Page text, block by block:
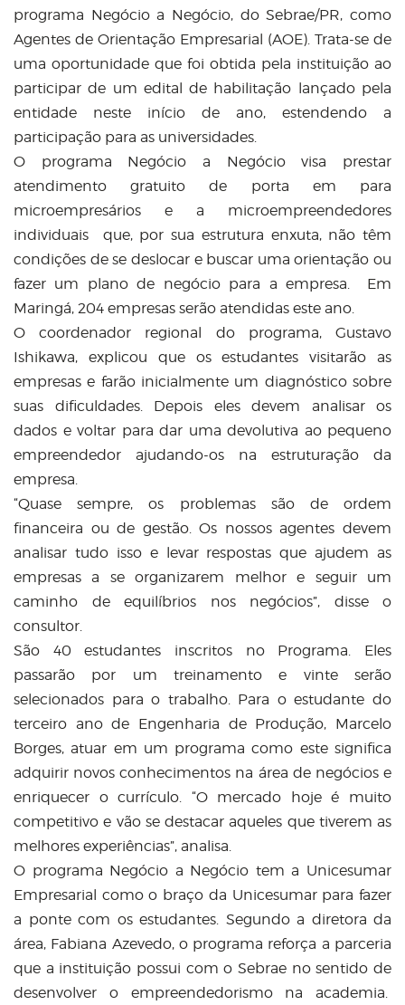
programa Negócio a Negócio, do Sebrae/PR, como
Agentes de Orientação Empresarial (AOE). Trata-se de
uma oportunidade que foi obtida pela instituição ao
participar de um edital de habilitação lançado pela
entidade neste início de ano, estendendo a
participação para as universidades.
O programa Negócio a Negócio visa prestar
atendimento gratuito de porta em para
microempresários e a microempreendedores
individuais que, por sua estrutura enxuta, não têm
condições de se deslocar e buscar uma orientação ou
fazer um plano de negócio para a empresa. Em
Maringá, 204 empresas serão atendidas este ano.
O coordenador regional do programa, Gustavo
Ishikawa, explicou que os estudantes visitarão as
empresas e farão inicialmente um diagnóstico sobre
suas dificuldades. Depois eles devem analisar os
dados e voltar para dar uma devolutiva ao pequeno
empreendedor ajudando-os na estruturação da
empresa.
“Quase sempre, os problemas são de ordem
financeira ou de gestão. Os nossos agentes devem
analisar tudo isso e levar respostas que ajudem as
empresas a se organizarem melhor e seguir um
caminho de equilíbrios nos negócios”, disse o
consultor.
São 40 estudantes inscritos no Programa. Eles
passarão por um treinamento e vinte serão
selecionados para o trabalho. Para o estudante do
terceiro ano de Engenharia de Produção, Marcelo
Borges, atuar em um programa como este significa
adquirir novos conhecimentos na área de negócios e
enriquecer o currículo. “O mercado hoje é muito
competitivo e vão se destacar aqueles que tiverem as
melhores experiências”, analisa.
O programa Negócio a Negócio tem a Unicesumar
Empresarial como o braço da Unicesumar para fazer
a ponte com os estudantes. Segundo a diretora da
área, Fabiana Azevedo, o programa reforça a parceria
que a instituição possui com o Sebrae no sentido de
desenvolver o empreendedorismo na academia.